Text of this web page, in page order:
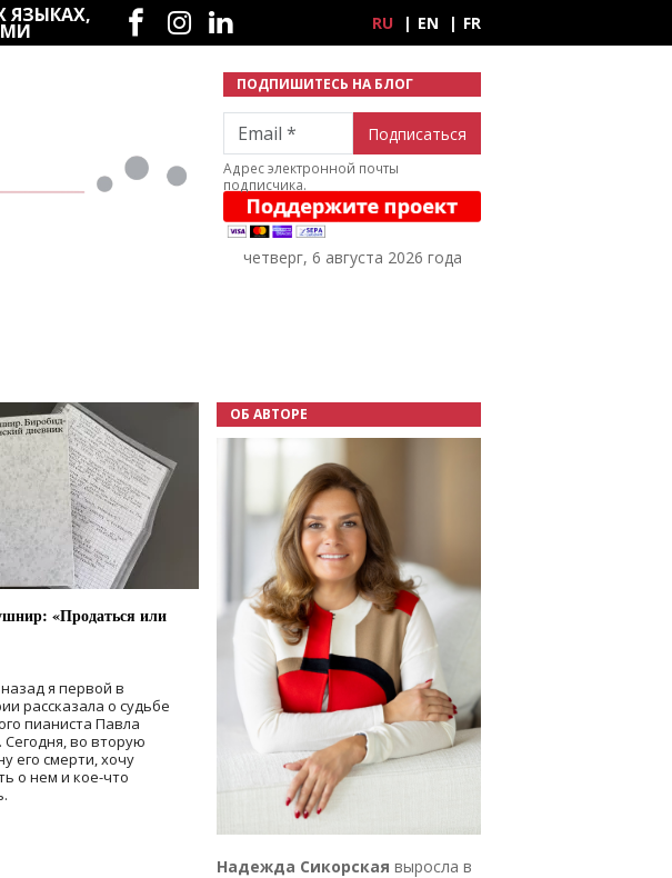
ЯЗЫКАХ, Социальные сети
RU EN FR
ПОДПИШИТЕСЬ НА БЛОГ
Email
Адрес электронной почты
подписчика.
четверг, 6 августа 2026 года
«Продаться или
я первой в
рассказала о судьбе
пианиста Павла
во вторую
его смерти, хочу
о нем и кое-что
ОБ АВТОРЕ
Надежда Сикорская выросла в